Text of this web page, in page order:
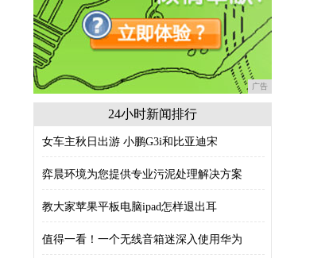
广告
24小时新闻排行
女车主秋日出游 小鹏G3i和比亚迪宋
弈晨环境为您提供专业污泥处理解决方案
教大家苹果平板电脑ipad怎样退出耳
值得一看！一个无线音箱迷深入使用华为